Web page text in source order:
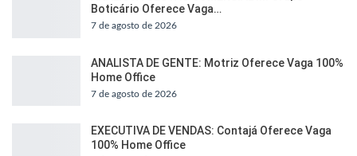
Boticário Oferece Vaga…
7 de agosto de 2026
ANALISTA DE GENTE: Motriz Oferece Vaga 100%
Home Office
7 de agosto de 2026
EXECUTIVA DE VENDAS: Contajá Oferece Vaga
100% Home Office